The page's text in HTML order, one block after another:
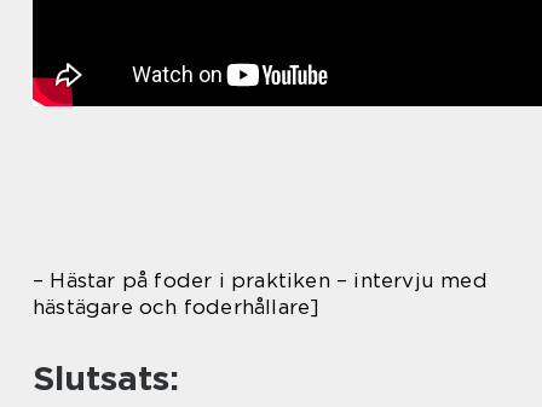
– Hästar på foder i praktiken – intervju med
hästägare och foderhållare]
Slutsats: